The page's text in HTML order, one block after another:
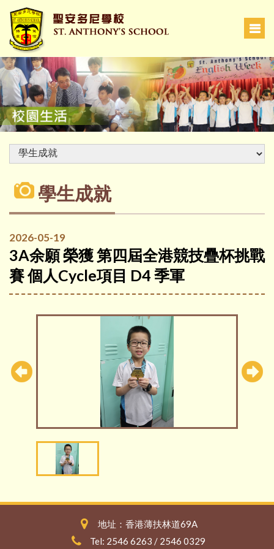
學生成就
2026-05-19
3A余願 榮獲 第四屆全港競技疊杯挑戰
賽 個人Cycle項目 D4 季軍
地址：香港薄扶林道69A
Tel: 2546 6263 / 2546 0329